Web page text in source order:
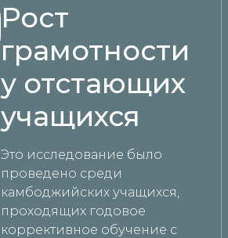
Рост
грамотности
у отстающих
учащихся
Это исследование было
проведено среди
камбоджийских учащихся,
проходящих годовое
коррективное обучение с